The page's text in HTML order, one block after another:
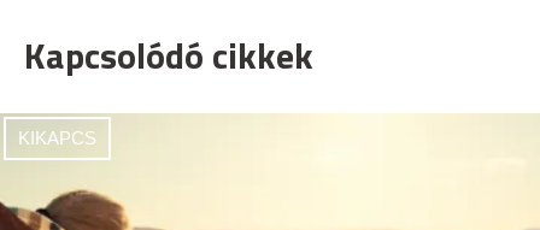
Kapcsolódó cikkek
KIKAPCS